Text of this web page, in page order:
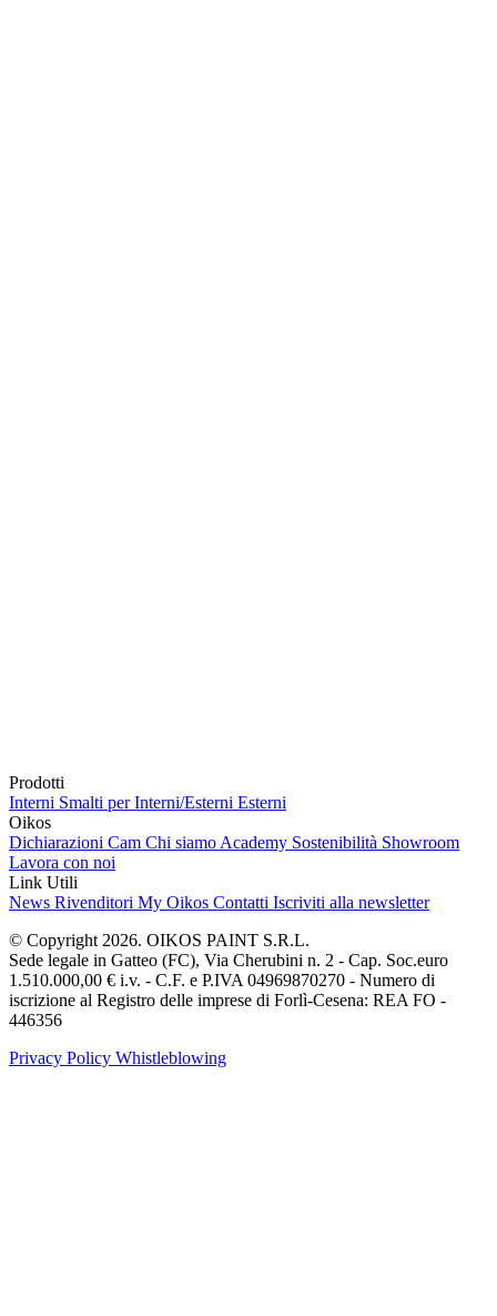
Prodotti
Interni Smalti per Interni/Esterni Esterni
Oikos
Dichiarazioni Cam Chi siamo Academy Sostenibilità Showroom
Lavora con noi
Link Utili
News Rivenditori My Oikos Contatti Iscriviti alla newsletter
© Copyright 2026. OIKOS PAINT S.R.L.
Sede legale in Gatteo (FC), Via Cherubini n. 2 - Cap. Soc.euro
1.510.000,00 € i.v. - C.F. e P.IVA 04969870270 - Numero di
iscrizione al Registro delle imprese di Forlì-Cesena: REA FO -
446356
Privacy Policy Whistleblowing